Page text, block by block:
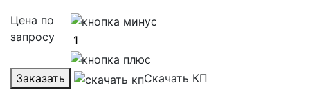
Цена по
запросу
Заказать Скачать КП